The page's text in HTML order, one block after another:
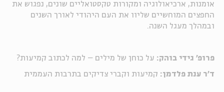
אומנות, ארכיאולוגיה ומקורות טקסטואליים שונים, נפגוש את
החפצים המוחשיים שליוו את העם היהודי לאורך השנים
ובמהלך מעגל השנה.
פרופ' גידי בוהק: על כוחן של מילים – למה לכתוב קמיעות?
ד'ר ענת פלדמן: קמיעות וקברי צדיקים בתרבות העממית